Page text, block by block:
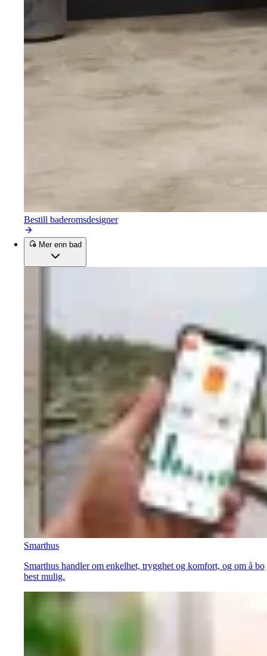
Bestill baderomsdesigner
Mer enn bad
Smarthus
Smarthus handler om enkelhet, trygghet og komfort, og om å bo
best mulig.